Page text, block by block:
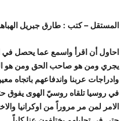
المستقل – كتب : طارق جبريل
احاول أن اقرأ واسمع عما يحصل في
يجري ومن هو صاحب الحق ومن هو
وادراجات عربنا واندفاعهم باتجاه
في روسيا تلقاه روسيّ الهوى يفوق
الامر لمن مر مروراً من اوكرانيا